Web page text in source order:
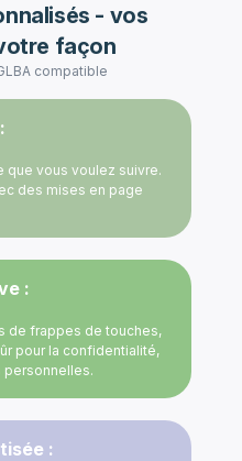
- vos
façon
compatible
que vous voulez suivre.
des mises en page
:
:
de frappes de touches,
pour la confidentialité,